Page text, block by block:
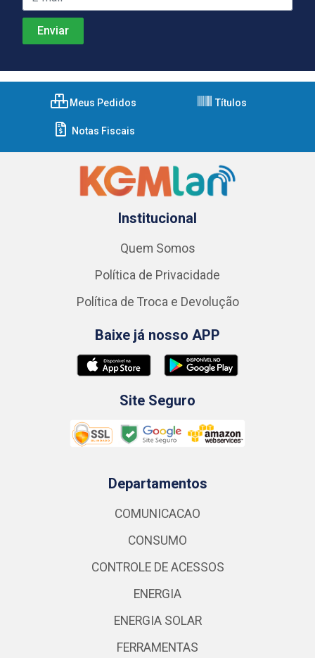
Meus Pedidos Títulos
Notas Fiscais
Institucional
Quem Somos
Política de Privacidade
Política de Troca e Devolução
Baixe já nosso APP
Site Seguro
Departamentos
COMUNICACAO
CONSUMO
CONTROLE DE ACESSOS
ENERGIA
ENERGIA SOLAR
FERRAMENTAS